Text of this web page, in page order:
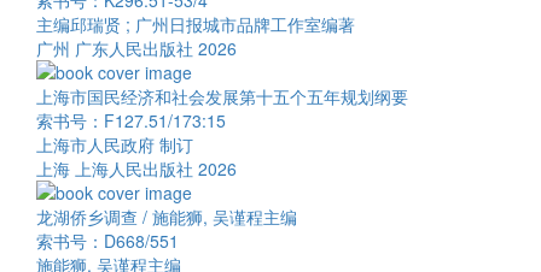
主编邱瑞贤 ; 广州日报城市品牌工作室编著
广州 广东人民出版社 2026
上海市国民经济和社会发展第十五个五年规划纲要
索书号：F127.51/173:15
上海市人民政府 制订
上海 上海人民出版社 2026
龙湖侨乡调查 / 施能狮, 吴谨程主编
索书号：D668/551
施能狮, 吴谨程主编